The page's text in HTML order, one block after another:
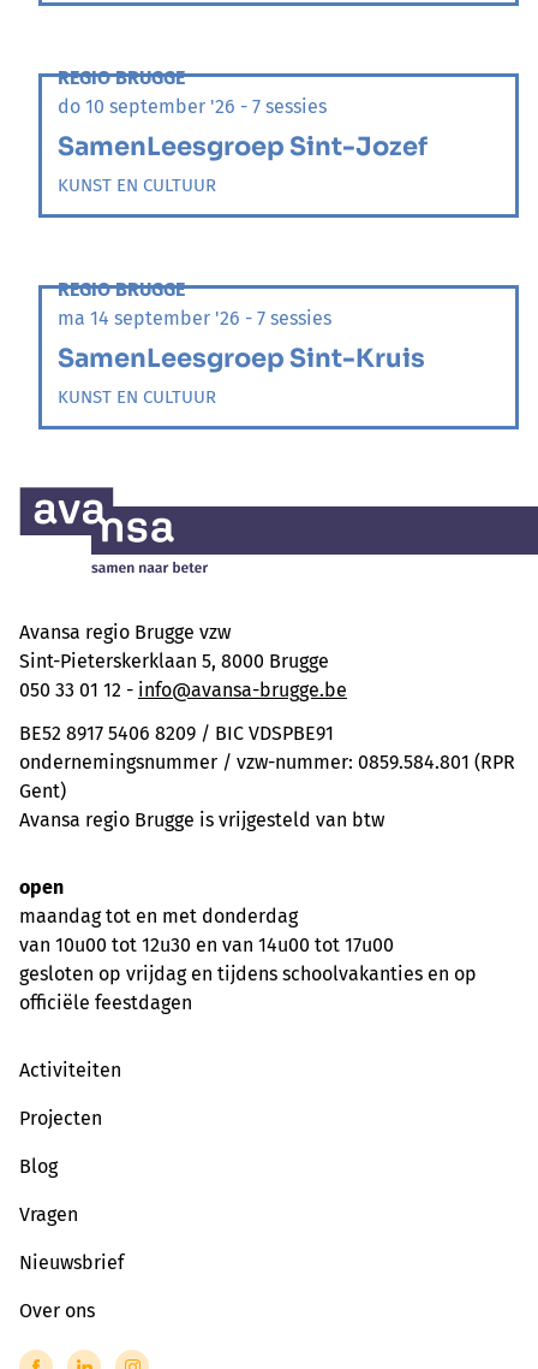
REGIO BRUGGE
do 10 september '26 - 7 sessies
SamenLeesgroep Sint-Jozef
KUNST EN CULTUUR
REGIO BRUGGE
ma 14 september '26 - 7 sessies
SamenLeesgroep Sint-Kruis
KUNST EN CULTUUR
Avansa regio Brugge vzw
Sint-Pieterskerklaan 5, 8000 Brugge
050 33 01 12 - info@avansa-brugge.be
BE52 8917 5406 8209 / BIC VDSPBE91
ondernemingsnummer / vzw-nummer: 0859.584.801 (RPR
Gent)
Avansa regio Brugge is vrijgesteld van btw
open
maandag tot en met donderdag
van 10u00 tot 12u30 en van 14u00 tot 17u00
gesloten op vrijdag en tijdens schoolvakanties en op
officiële feestdagen
Activiteiten
Projecten
Blog
Vragen
Nieuwsbrief
Over ons